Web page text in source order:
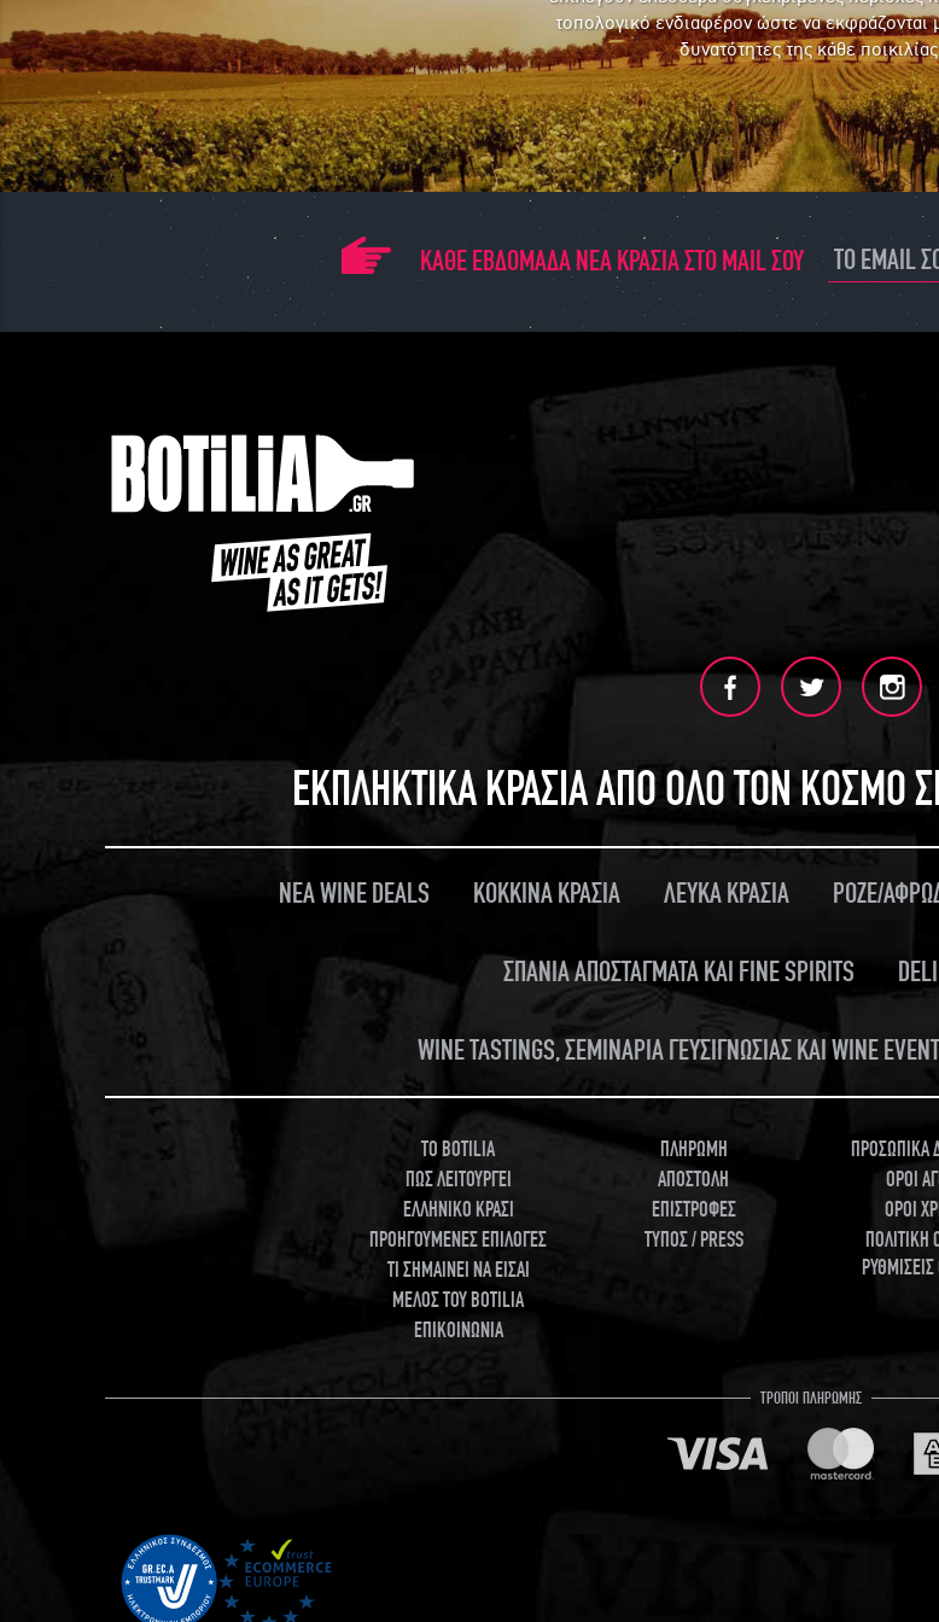
τοπολογικό ενδιαφέρον ώστε να εκφράζονται
δυνατότητες της κάθε
ΚΑΘΕ ΕΒΔΟΜΑΔΑ ΝΕΑ ΚΡΑΣΙΑ ΣΤΟ MAIL ΣΟΥ
ΕΚΠΛΗΚΤΙΚΑ ΚΡΑΣΙΑ ΑΠΟ ΟΛΟ ΤΟΝ ΚΟΣΜΟ
ΝΕΑ WINE DEALS ΚΟΚΚΙΝΑ ΚΡΑΣΙΑ ΛΕΥΚΑ ΚΡΑΣΙΑ ΡΟΖΕ/
ΣΠΑΝΙΑ ΑΠΟΣΤΑΓΜΑΤΑ ΚΑΙ FINE SPIRITS
WINE TASTINGS, ΣΕΜΙΝΑΡΙΑ ΓΕΥΣΙΓΝΩΣΙΑΣ ΚΑΙ WINE
TO BOTILIA
ΠΩΣ ΛΕΙΤΟΥΡΓΕΙ
ΕΛΛΗΝΙΚΟ ΚΡΑΣΙ
ΠΡΟΗΓΟΥΜΕΝΕΣ ΕΠΙΛΟΓΕΣ
ΤΙ ΣΗΜΑΙΝΕΙ ΝΑ ΕΙΣΑΙ
ΜΕΛΟΣ ΤΟΥ BOTILIA
ΕΠΙΚΟΙΝΩΝΙΑ
ΠΛΗΡΩΜΗ
ΑΠΟΣΤΟΛΗ
ΕΠΙΣΤΡΟΦΕΣ
ΤΥΠΟΣ / PRESS
ΠΡΟΣΩΠΙΚΑ
ΟΡΟΙ
ΟΡΟΙ
ΠΟΛΙΤΙΚΗ
ΡΥΘΜΙΣΕΙΣ
ΤΡΟΠΟΙ ΠΛΗΡΩΜΗΣ